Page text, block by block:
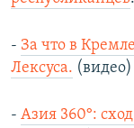
- За что в
Лексуса. (видео)
- Азия 360°: